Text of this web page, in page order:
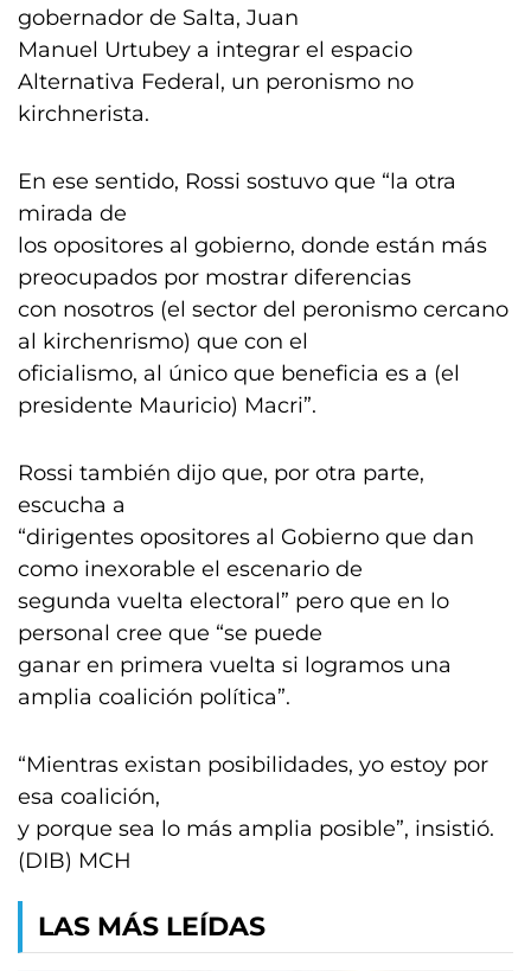
gobernador de Salta, Juan
Manuel Urtubey a integrar el espacio
Alternativa Federal, un peronismo no
kirchnerista.
En ese sentido, Rossi sostuvo que “la otra
mirada de
los opositores al gobierno, donde están más
preocupados por mostrar diferencias
con nosotros (el sector del peronismo cercano
al kirchenrismo) que con el
oficialismo, al único que beneficia es a (el
presidente Mauricio) Macri”.
Rossi también dijo que, por otra parte,
escucha a
“dirigentes opositores al Gobierno que dan
como inexorable el escenario de
segunda vuelta electoral” pero que en lo
personal cree que “se puede
ganar en primera vuelta si logramos una
amplia coalición política”.
“Mientras existan posibilidades, yo estoy por
esa coalición,
y porque sea lo más amplia posible”, insistió.
(DIB) MCH
LAS MÁS LEÍDAS